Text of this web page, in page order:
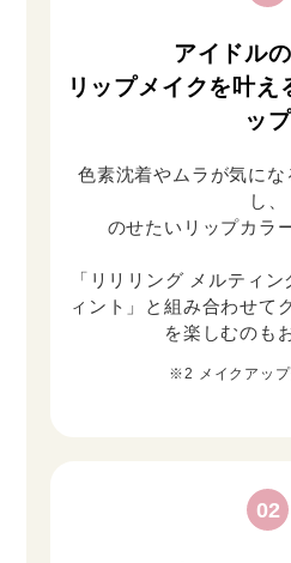
アイドル
リップメイクを叶え
ップ
色素沈着やムラが気にな
し、
のせたいリップカラ
「リリリング メルティ
ィント」と組み合わせて
を楽しむのも
※2 メイクアップ
02